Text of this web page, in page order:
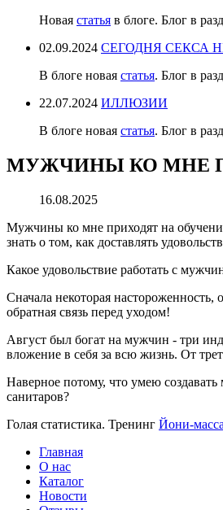
Новая статья в блоге. Блог в
02.09.2024 СЕГОДНЯ СЕКСА
В блоге новая статья. Блог в
22.07.2024 ИЛЛЮЗИИ
В блоге новая статья. Блог в
МУЖЧИНЫ КО МНЕ
16.08.2025
Мужчины ко мне приходят на
знать о том, как доставлять
Какое удовольствие работать с
Сначала некоторая
обратная связь перед уходом!
Август был богат на мужчин - три
вложение в себя за всю жизнь. От
Наверное потому, что умею
санитаров?
Голая статистика. Тренинг Йони-
Главная
О нас
Каталог
Новости